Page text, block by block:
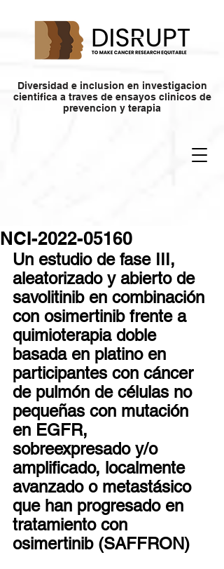
Diversidad e inclusion en investigacion
cientifica a traves de ensayos clinicos de
prevencion y terapia
NCI-2022-05160
Un estudio de fase III,
aleatorizado y abierto de
savolitinib en combinación
con osimertinib frente a
quimioterapia doble
basada en platino en
participantes con cáncer
de pulmón de células no
pequeñas con mutación
en EGFR,
sobreexpresado y/o
amplificado, localmente
avanzado o metastásico
que han progresado en
tratamiento con
osimertinib (SAFFRON)